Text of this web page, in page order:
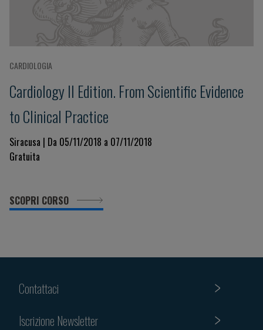
CARDIOLOGIA
Cardiology II Edition. From Scientific Evidence
to Clinical Practice
Siracusa | Da 05/11/2018 a 07/11/2018
Gratuita
SCOPRI CORSO
Contattaci
Iscrizione Newsletter